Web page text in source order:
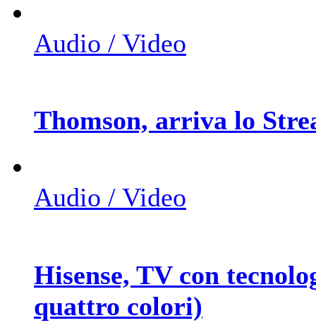
Audio / Video
Thomson, arriva lo
Audio / Video
Hisense, TV con
quattro colori)